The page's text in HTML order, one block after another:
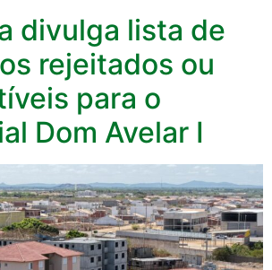
divulga lista de
rejeitados ou
para o
Dom Avelar I